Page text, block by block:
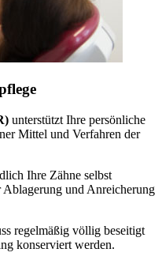
unterstützt Ihre persönliche
Mittel und Verfahren der
Ihre Zähne selbst
und Anreicherung
regelmäßig völlig beseitigt
konserviert werden.